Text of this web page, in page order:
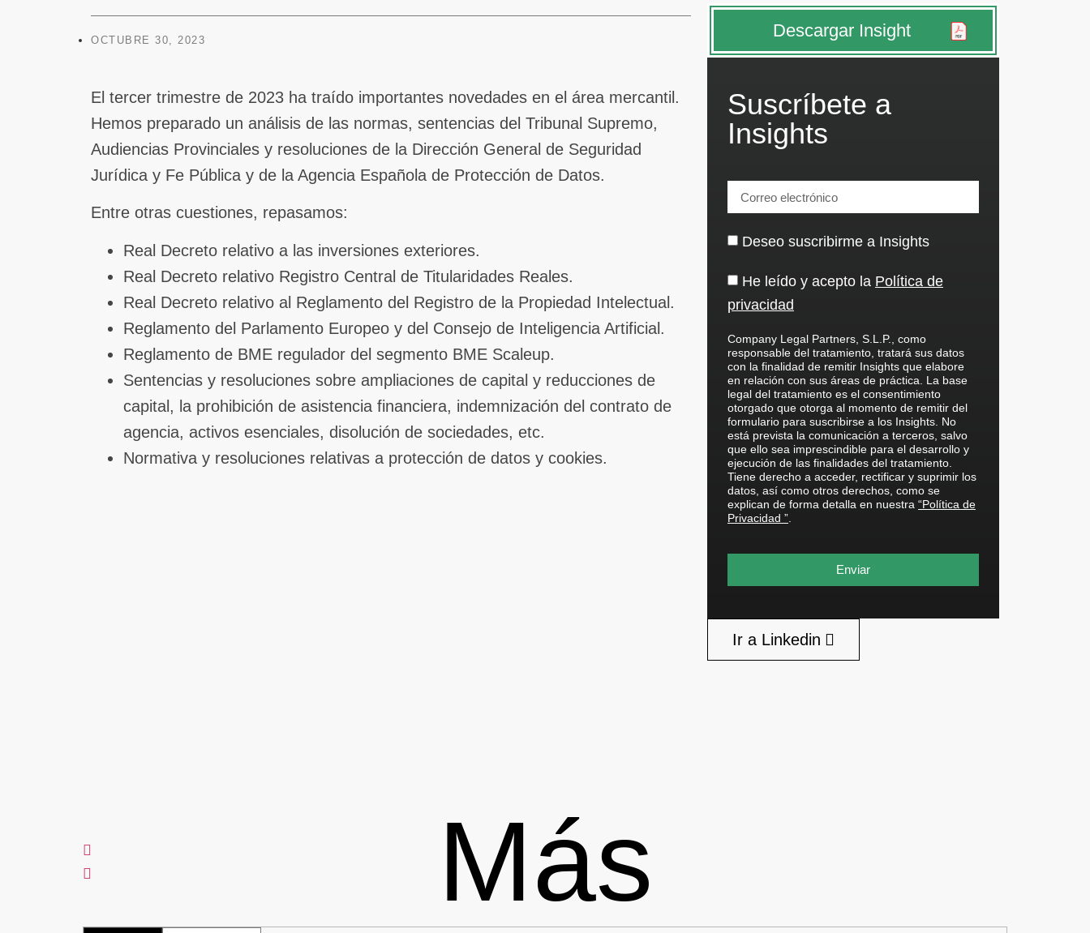
OCTUBRE 30, 2023
El tercer trimestre de 2023 ha traído importantes novedades en el área mercantil.
Hemos preparado un análisis de las normas, sentencias del Tribunal Supremo,
Audiencias Provinciales y resoluciones de la Dirección General de Seguridad
Jurídica y Fe Pública y de la Agencia Española de Protección de Datos.
Entre otras cuestiones, repasamos:
Real Decreto relativo a las inversiones exteriores.
Real Decreto relativo Registro Central de Titularidades Reales.
Real Decreto relativo al Reglamento del Registro de la Propiedad Intelectual.
Reglamento del Parlamento Europeo y del Consejo de Inteligencia Artificial.
Reglamento de BME regulador del segmento BME Scaleup.
Sentencias y resoluciones sobre ampliaciones de capital y reducciones de
capital, la prohibición de asistencia financiera, indemnización del contrato de
agencia, activos esenciales, disolución de sociedades, etc.
Normativa y resoluciones relativas a protección de datos y cookies.
Descargar Insight
Suscríbete a
Insights
Deseo suscribirme a Insights
He leído y acepto la Política de
privacidad
Company Legal Partners, S.L.P., como
responsable del tratamiento, tratará sus datos
con la finalidad de remitir Insights que elabore
en relación con sus áreas de práctica. La base
legal del tratamiento es el consentimiento
otorgado que otorga al momento de remitir del
formulario para suscribirse a los Insights. No
está prevista la comunicación a terceros, salvo
que ello sea imprescindible para el desarrollo y
ejecución de las finalidades del tratamiento.
Tiene derecho a acceder, rectificar y suprimir los
datos, así como otros derechos, como se
explican de forma detalla en nuestra “Política de
Privacidad ”.
Enviar
Ir a Linkedin
Más